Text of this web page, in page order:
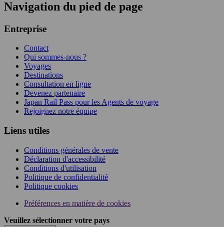
Navigation du pied de page
Entreprise
Contact
Qui sommes-nous ?
Voyages
Destinations
Consultation en ligne
Devenez partenaire
Japan Rail Pass pour les Agents de voyage
Rejoignez notre équipe
Liens utiles
Conditions générales de vente
Déclaration d'accessibilité
Conditions d'utilisation
Politique de confidentialité
Politique cookies
Préférences en matière de cookies
Veuillez sélectionner votre pays